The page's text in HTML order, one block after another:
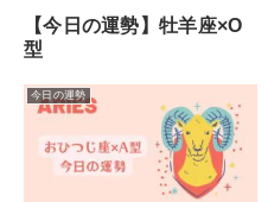
【今日の運勢】牡羊座×O
型
今日の運勢